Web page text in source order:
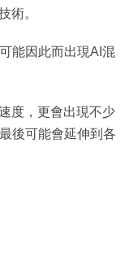
術。
能因此而出現AI混
度，更會出現不少
後可能會延伸到各